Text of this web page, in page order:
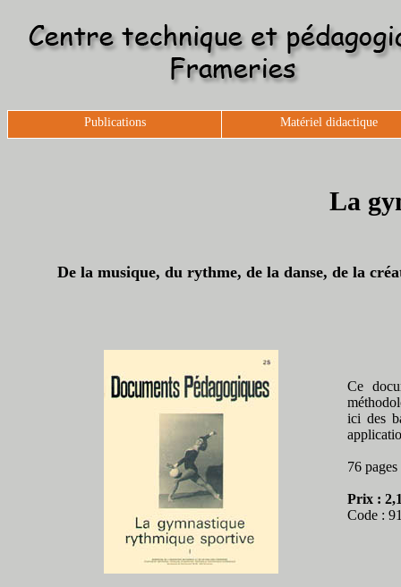
Publications Matériel didactique
La
De la musique, du rythme, de la danse, de la
Ce
ici des
76
Prix :
Code :